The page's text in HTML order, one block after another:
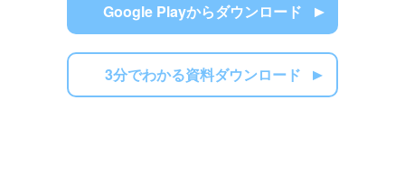
Google Playからダウンロード
3分でわかる資料ダウンロード